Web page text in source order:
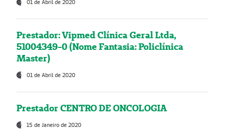
01 de Abril de 2020
Prestador: Vipmed Clínica Geral Ltda,
51004349-0 (Nome Fantasia: Policlínica
Master)
01 de Abril de 2020
Prestador CENTRO DE ONCOLOGIA
15 de Janeiro de 2020